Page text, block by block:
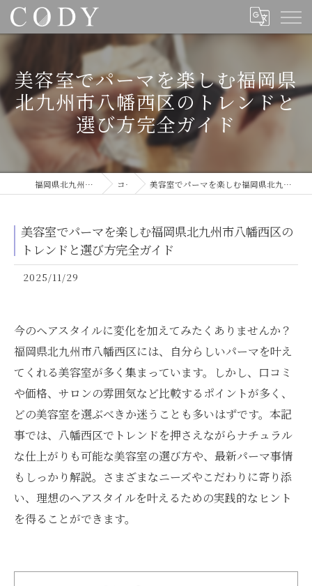
美容室でパーマを楽しむ福岡県
北九州市八幡西区のトレンドと
選び方完全ガイド
福岡県北九州の美容室ならCODY コラム 美容室でパーマを楽しむ福岡県北九州市八幡西区のトレンドと選び方完全ガイド
美容室でパーマを楽しむ福岡県北九州市八幡西区の
トレンドと選び方完全ガイド
2025/11/29
今のヘアスタイルに変化を加えてみたくありませんか？
福岡県北九州市八幡西区には、自分らしいパーマを叶え
てくれる美容室が多く集まっています。しかし、口コミ
や価格、サロンの雰囲気など比較するポイントが多く、
どの美容室を選ぶべきか迷うことも多いはずです。本記
事では、八幡西区でトレンドを押さえながらナチュラル
な仕上がりも可能な美容室の選び方や、最新パーマ事情
もしっかり解説。さまざまなニーズやこだわりに寄り添
い、理想のヘアスタイルを叶えるための実践的なヒント
を得ることができます。